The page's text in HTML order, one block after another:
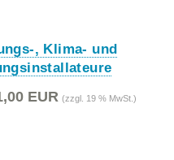
, Klima- und
EUR (zzgl. 19 % MwSt.)